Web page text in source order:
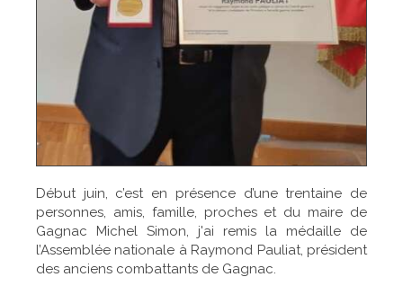
Début juin, c’est en présence d’une trentaine de
personnes, amis, famille, proches et du maire de
Gagnac Michel Simon, j'ai remis la médaille de
l’Assemblée nationale à Raymond Pauliat, président
des anciens combattants de Gagnac.